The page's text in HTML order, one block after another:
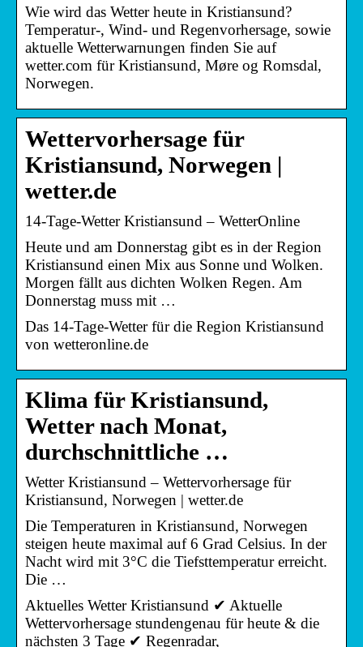
Wie wird das Wetter heute in Kristiansund?
Temperatur-, Wind- und Regenvorhersage, sowie
aktuelle Wetterwarnungen finden Sie auf
wetter.com für Kristiansund, Møre og Romsdal,
Norwegen.
Wettervorhersage für
Kristiansund, Norwegen |
wetter.de
14-Tage-Wetter Kristiansund – WetterOnline
Heute und am Donnerstag gibt es in der Region
Kristiansund einen Mix aus Sonne und Wolken.
Morgen fällt aus dichten Wolken Regen. Am
Donnerstag muss mit …
Das 14-Tage-Wetter für die Region Kristiansund
von wetteronline.de
Klima für Kristiansund,
Wetter nach Monat,
durchschnittliche …
Wetter Kristiansund – Wettervorhersage für
Kristiansund, Norwegen | wetter.de
Die Temperaturen in Kristiansund, Norwegen
steigen heute maximal auf 6 Grad Celsius. In der
Nacht wird mit 3°C die Tiefsttemperatur erreicht.
Die …
Aktuelles Wetter Kristiansund ✔ Aktuelle
Wettervorhersage stundengenau für heute & die
nächsten 3 Tage ✔ Regenradar,